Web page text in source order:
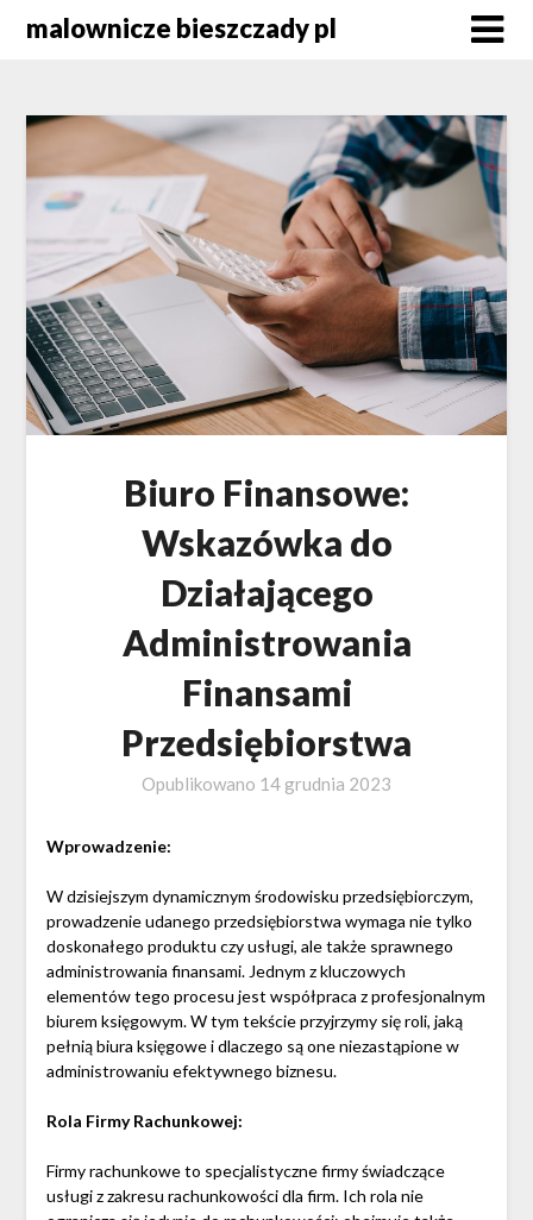
malownicze bieszczady pl
Biuro Finansowe:
Wskazówka do
Działającego
Administrowania
Finansami
Przedsiębiorstwa
Opublikowano 14 grudnia 2023
Wprowadzenie:
W dzisiejszym dynamicznym środowisku przedsiębiorczym,
prowadzenie udanego przedsiębiorstwa wymaga nie tylko
doskonałego produktu czy usługi, ale także sprawnego
administrowania finansami. Jednym z kluczowych
elementów tego procesu jest współpraca z profesjonalnym
biurem księgowym. W tym tekście przyjrzymy się roli, jaką
pełnią biura księgowe i dlaczego są one niezastąpione w
administrowaniu efektywnego biznesu.
Rola Firmy Rachunkowej:
Firmy rachunkowe to specjalistyczne firmy świadczące
usługi z zakresu rachunkowości dla firm. Ich rola nie